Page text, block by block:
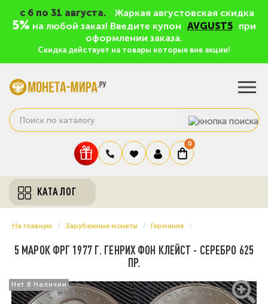
c 6 по 31 августа. Жаркая августовская скидка
5% на любой заказ! Введите купон AVGUST5
при
оформлении заказа.
Скидка действует на товары которые вне акции!
0
КАТАЛОГ
На главную Зарубежные монеты Германия
5 МАРОК ФРГ 1977 Г. ГЕНРИХ ФОН КЛЕЙСТ - СЕРЕБРО 625
ПР.
Нет В Наличии
Нет В Наличии